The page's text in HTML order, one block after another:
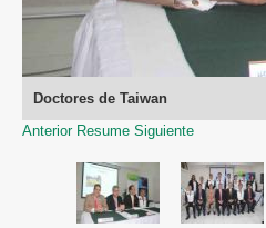
Doctores de Taiwan
Anterior Resume Siguiente